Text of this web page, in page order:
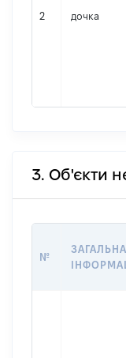
2 дочка
3. Об'єкти
№
ЗАГАЛЬНА